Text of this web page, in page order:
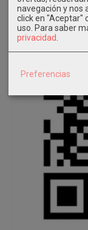
navegación y nos
click en "Aceptar"
uso. Para saber
privacidad
Preferencias